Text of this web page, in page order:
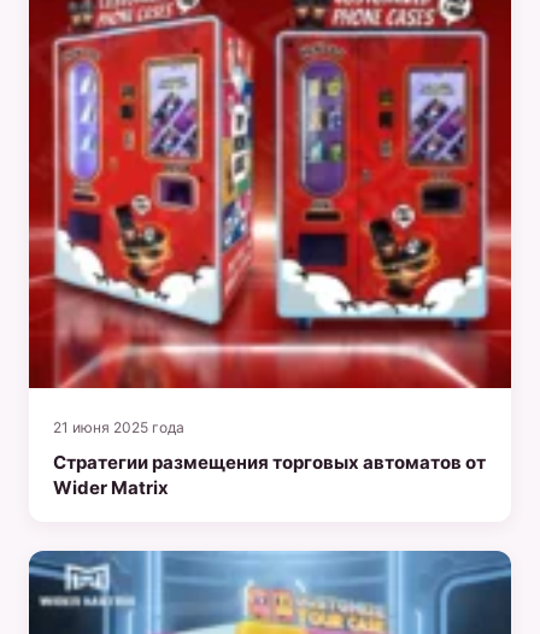
21 июня 2025 года
Стратегии размещения торговых автоматов от
Wider Matrix